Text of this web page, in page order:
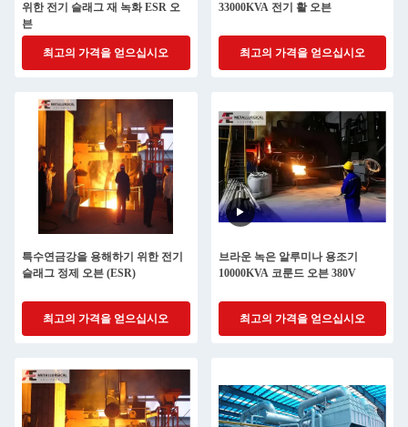
위한 전기 슬래그 재 녹화 ESR 오
븐
최고의 가격을 얻으십시오
33000KVA 전기 활 오븐
최고의 가격을 얻으십시오
특수연금강을 용해하기 위한 전기
슬래그 정제 오븐 (ESR)
최고의 가격을 얻으십시오
브라운 녹은 알루미나 용조기
10000KVA 코룬드 오븐 380V
최고의 가격을 얻으십시오